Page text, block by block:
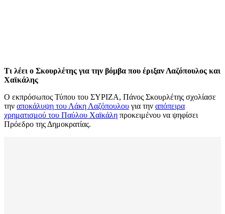
Τι λέει ο Σκουρλέτης για την βόμβα που έριξαν Λαζόπουλος και
Χαϊκάλης
Ο εκπρόσωπος Τύπου του ΣΥΡΙΖΑ, Πάνος Σκουρλέτης σχολίασε
την απoκάλυψη του Λάκη Λαζόπουλου για την απόπειρα
χρηματισμού του Παύλου Χαϊκάλη προκειμένου να ψηφίσει
Πρόεδρο της Δημοκρατίας.